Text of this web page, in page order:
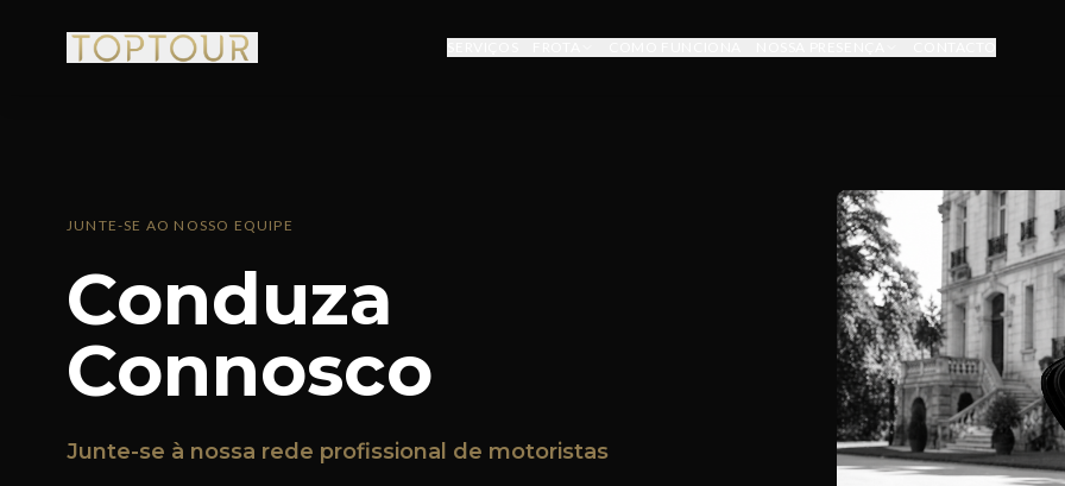
JUNTE-SE AO NOSSO EQUIPE
Conduza
Connosco
Junte-se à nossa rede profissional de motoristas